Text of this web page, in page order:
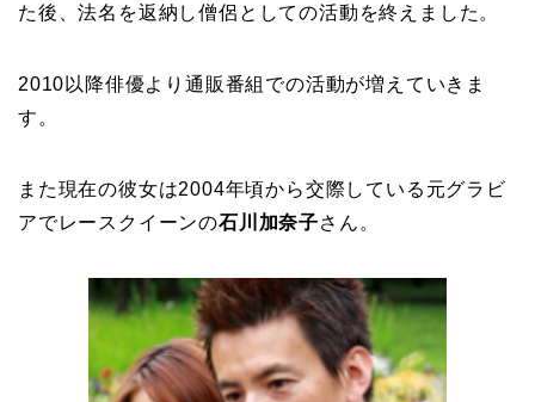
た後、法名を返納し僧侶としての活動を終えました。
2010以降俳優より通販番組での活動が増えていきま
す。
また現在の彼女は2004年頃から交際している元グラビ
アでレースクイーンの石川加奈子さん。